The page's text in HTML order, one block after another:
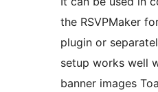
the RSVPMaker
plugin or
setup works well
banner images